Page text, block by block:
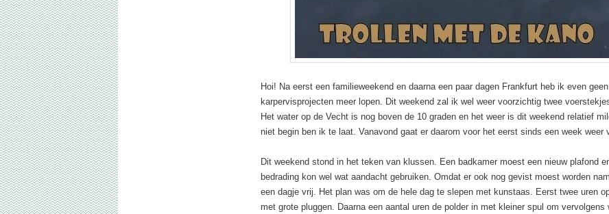
Hoi! Na eerst een familieweekend en daarna een paar dagen Frankfurt heb ik even geen
karpervisprojecten meer lopen. Dit weekend zal ik wel weer voorzichtig twee
Het water op de Vecht is nog boven de 10 graden en het weer is dit weekend relatief
niet begin ben ik te laat. Vanavond gaat er daarom voor het eerst sinds een week weer
Dit weekend stond in het teken van klussen. Een badkamer moest een nieuw plafond
bedrading kon wel wat aandacht gebruiken. Omdat er ook nog gevist moest worden
een dagje vrij. Het plan was om de hele dag te slepen met kunstaas. Eerst twee uren
met grote pluggen. Daarna een aantal uren de polder in met kleiner spul om vervolgens